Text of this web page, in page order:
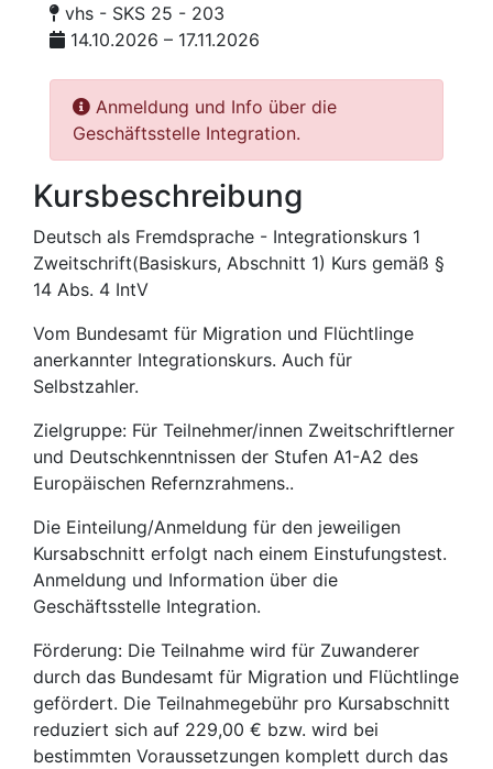
vhs - SKS 25 - 203
14.10.2026 – 17.11.2026
Anmeldung und Info über die
Geschäftsstelle Integration.
Kursbeschreibung
Deutsch als Fremdsprache - Integrationskurs 1
Zweitschrift(Basiskurs, Abschnitt 1) Kurs gemäß §
14 Abs. 4 IntV
Vom Bundesamt für Migration und Flüchtlinge
anerkannter Integrationskurs. Auch für
Selbstzahler.
Zielgruppe: Für Teilnehmer/innen Zweitschriftlerner
und Deutschkenntnissen der Stufen A1-A2 des
Europäischen Refernzrahmens..
Die Einteilung/Anmeldung für den jeweiligen
Kursabschnitt erfolgt nach einem Einstufungstest.
Anmeldung und Information über die
Geschäftsstelle Integration.
Förderung: Die Teilnahme wird für Zuwanderer
durch das Bundesamt für Migration und Flüchtlinge
gefördert. Die Teilnahmegebühr pro Kursabschnitt
reduziert sich auf 229,00 € bzw. wird bei
bestimmten Voraussetzungen komplett durch das